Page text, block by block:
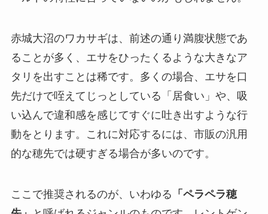
赤城大沼のワカサギは、前述の通り満腹状態であ
ることが多く、エサをひったくるような大きなア
タリを出すことは稀です。多くの場合、エサを口
先だけで咥えてじっとしている「居食い」や、吸
い込んで違和感を感じてすぐに吐き出すような行
動をとります。これに対応するには、市販の汎用
的な穂先では硬すぎる場合が多いのです。
ここで推奨されるのが、いわゆる 「ペラペラ穂